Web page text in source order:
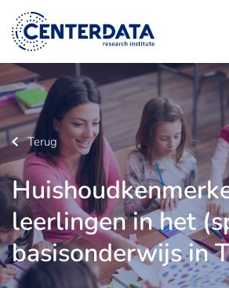
Terug
leerlingen in het
basisonderwijs in